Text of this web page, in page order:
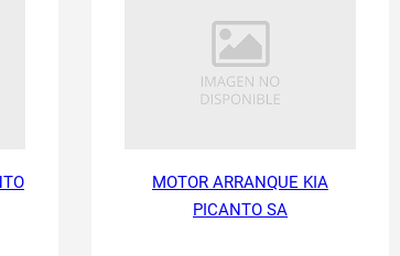
MOTOR ARRANQUE KIA
PICANTO SA